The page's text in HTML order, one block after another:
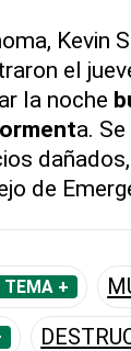
Kevin
el
la noche
a.
de
TEMA +